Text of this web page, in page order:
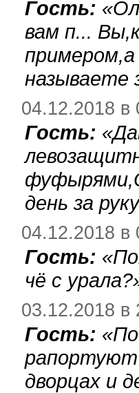
Гость: «
вам п...
называете
04.12.2018 в
Гость: «
день за
04.12.2018 в
Гость: «
чё с урала?
03.12.2018 в
Гость: «
рапортуют
дворцах и